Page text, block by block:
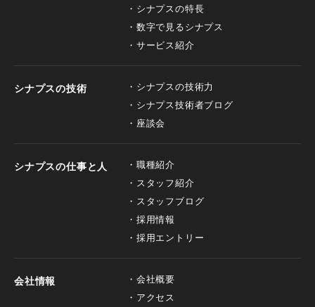
シナプスの特長
数字で見るシナプス
サービス紹介
シナプスの技術
シナプスの技術力
シナプス技術者ブログ
座談会
シナプスの仕事と人
職種紹介
スタッフ紹介
スタッフブログ
採用情報
採用エントリー
会社情報
会社概要
アクセス